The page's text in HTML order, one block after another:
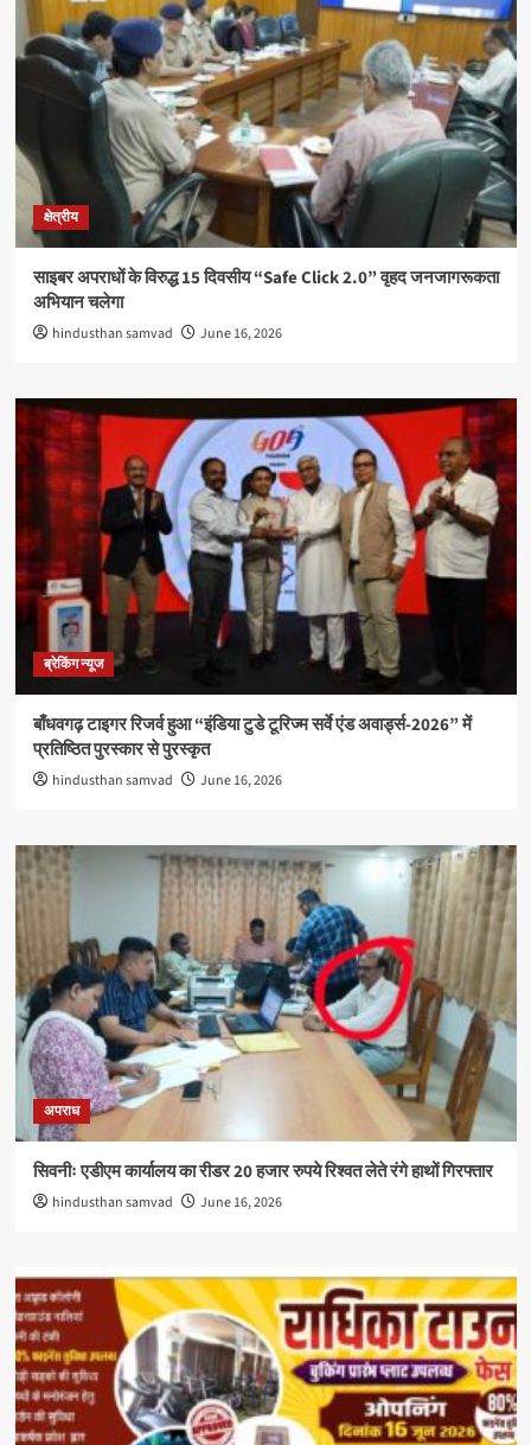
क्षेत्रीय
साइबर अपराधों के विरुद्ध 15 दिवसीय “Safe Click 2.0” वृहद जनजागरूकता
अभियान चलेगा
hindusthan samvad June 16, 2026
ब्रेकिंग न्यूज
बाँधवगढ़ टाइगर रिजर्व हुआ “इंडिया टुडे टूरिज्म सर्वे एंड अवार्ड्स-2026” में
प्रतिष्ठित पुरस्कार से पुरस्कृत
hindusthan samvad June 16, 2026
अपराध
सिवनीः एडीएम कार्यालय का रीडर 20 हजार रुपये रिश्वत लेते रंगे हाथों गिरफ्तार
hindusthan samvad June 16, 2026